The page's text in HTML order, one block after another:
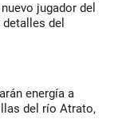
jugador del
del
energía a
del río Atrato,